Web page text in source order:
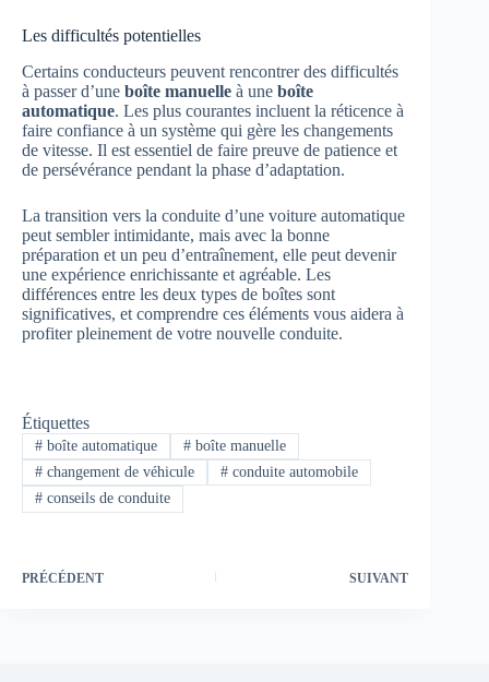
Les difficultés potentielles
Certains conducteurs peuvent rencontrer des difficultés
à passer d’une boîte manuelle à une boîte
automatique. Les plus courantes incluent la réticence à
faire confiance à un système qui gère les changements
de vitesse. Il est essentiel de faire preuve de patience et
de persévérance pendant la phase d’adaptation.
La transition vers la conduite d’une voiture automatique
peut sembler intimidante, mais avec la bonne
préparation et un peu d’entraînement, elle peut devenir
une expérience enrichissante et agréable. Les
différences entre les deux types de boîtes sont
significatives, et comprendre ces éléments vous aidera à
profiter pleinement de votre nouvelle conduite.
Étiquettes
#boîte automatique #boîte manuelle
#changement de véhicule #conduite automobile
#conseils de conduite
PRÉCÉDENT SUIVANT